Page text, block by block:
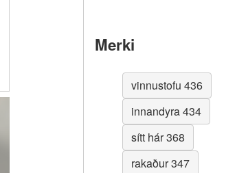
Merki
vinnustofu 436
innandyra 434
sítt hár 368
rakaður 347